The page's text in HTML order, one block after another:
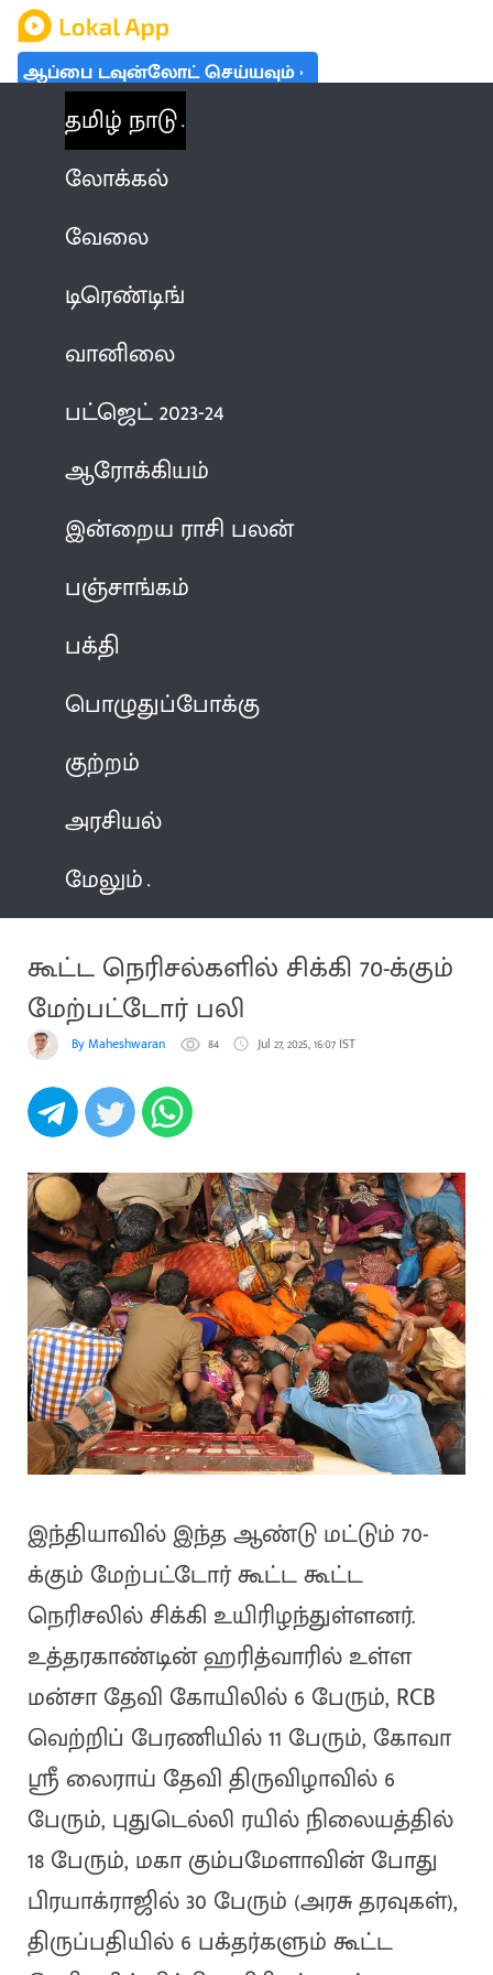
ஆப்பை டவுன்லோட் செய்யவும்
தமிழ் நாடு
லோக்கல்
வேலை
டிரெண்டிங்
வானிலை
பட்ஜெட் 2023-24
ஆரோக்கியம்
இன்றைய ராசி பலன்
பஞ்சாங்கம்
பக்தி
பொழுதுப்போக்கு
குற்றம்
அரசியல்
மேலும்
கூட்ட நெரிசல்களில் சிக்கி 70-க்கும்
மேற்பட்டோர் பலி
By Maheshwaran 84 Jul 27, 2025, 16:07 IST
இந்தியாவில் இந்த ஆண்டு மட்டும் 70-
க்கும் மேற்பட்டோர் கூட்ட கூட்ட
நெரிசலில் சிக்கி உயிரிழந்துள்ளனர்.
உத்தரகாண்டின் ஹரித்வாரில் உள்ள
மன்சா தேவி கோயிலில் 6 பேரும், RCB
வெற்றிப் பேரணியில் 11 பேரும், கோவா
ஸ்ரீ லைராய் தேவி திருவிழாவில் 6
பேரும், புதுடெல்லி ரயில் நிலையத்தில்
18 பேரும், மகா கும்பமேளாவின் போது
பிரயாக்ராஜில் 30 பேரும் (அரசு தரவுகள்),
திருப்பதியில் 6 பக்தர்களும் கூட்ட